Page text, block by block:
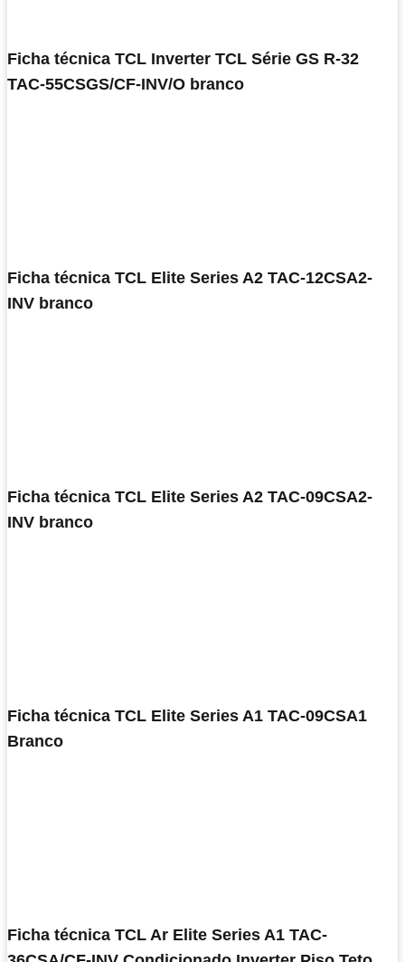
Ficha técnica TCL Inverter TCL Série GS R-32
TAC-55CSGS/CF-INV/O branco
Ficha técnica TCL Elite Series A2 TAC-12CSA2-
INV branco
Ficha técnica TCL Elite Series A2 TAC-09CSA2-
INV branco
Ficha técnica TCL Elite Series A1 TAC-09CSA1
Branco
Ficha técnica TCL Ar Elite Series A1 TAC-